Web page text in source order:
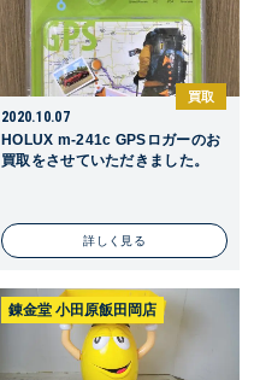
買取
2020.10.07
HOLUX m-241c GPSロガーのお
買取をさせていただきました。
詳しく見る
錬金堂 小田原飯田岡店